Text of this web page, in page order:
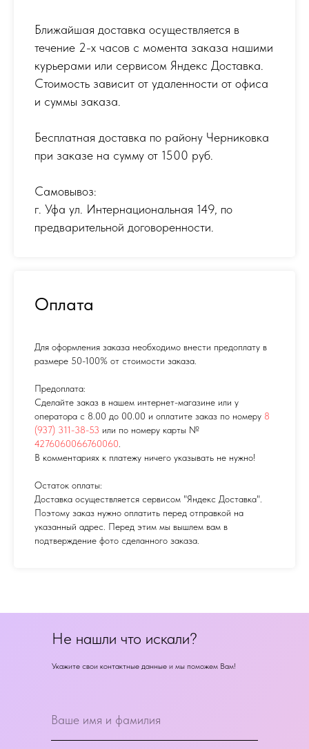
Ближайшая доставка осуществляется в
течение 2-х часов с момента заказа нашими
курьерами или сервисом Яндекс Доставка.
Стоимость зависит от удаленности от офиса
и суммы заказа.
Бесплатная доставка по району Черниковка
при заказе на сумму от 1500 руб.
Самовывоз:
г. Уфа ул. Интернациональная 149, по
предварительной договоренности.
Оплата
Для оформления заказа необходимо внести предоплату в
размере 50-100% от стоимости заказа.
Предоплата:
Сделайте заказ в нашем интернет-магазине или у
оператора с 8.00 до 00.00 и оплатите заказ по номеру 8
(937) 311-38-53 или по номеру карты №
4276060066760060
В комментариях к платежу ничего указывать не нужно!
Остаток оплаты:
Доставка осуществляется сервисом "Яндекс Доставка".
Поэтому заказ нужно оплатить перед отправкой на
указанный адрес. Перед этим мы вышлем вам в
подтверждение фото сделанного заказа.
Не нашли что искали?
Укажите свои контактные данные и мы поможем Вам!